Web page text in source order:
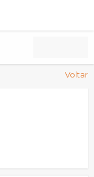
Voltar